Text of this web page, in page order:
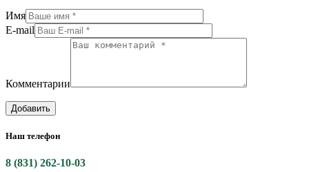
Имя
E-mail
Комментарии
Наш телефон
8 (831) 262-10-03